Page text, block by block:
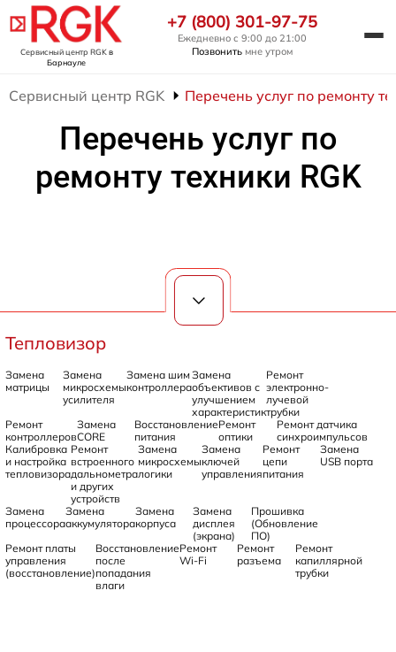
Сервисный центр RGKв
Барнауле
+7 (800) 301-97-75
Ежедневно с 9:00 до 21:00
Позвонить мне утром
Сервисный центр RGK Перечень услуг по ремонту
Перечень услуг по
ремонту техники RGK
Тепловизор
Замена
матрицы
Замена
микросхемы
усилителя
Замена шим
контроллера
Замена
объективов с
улучшением
характеристик
Ремонт
электронно-
лучевой
трубки
Ремонт
контроллеров
Замена
CORE
Восстановление
питания
Ремонт
оптики
Ремонт датчика
синхроимпульсов
Калибровка
и настройка
тепловизора
Ремонт
встроенного
дальнометра
и других
устройств
Замена
микросхемы
логики
Замена
ключей
управления
Ремонт
цепи
питания
Замена
USB порта
Замена
процессора
Замена
аккумулятора
Замена
корпуса
Замена
дисплея
(экрана)
Прошивка
(Обновление
ПО)
Ремонт платы
управления
(восстановление)
Восстановление
после
попадания
влаги
Ремонт
Wi-Fi
Ремонт
разъема
Ремонт
капиллярной
трубки